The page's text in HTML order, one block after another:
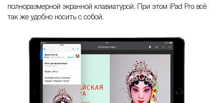
полноразмерной экранной клавиатурой. При этом iPad Pro всё
так же удобно носить с собой.